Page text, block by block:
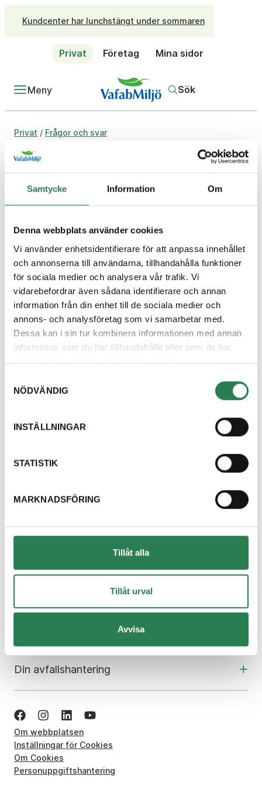
Samtycke Information Om
Denna webbplats använder cookies
Vi använder enhetsidentifierare för att anpassa innehållet
och annonserna till användarna, tillhandahålla funktioner
för sociala medier och analysera vår trafik. Vi
vidarebefordrar även sådana identifierare och annan
information från din enhet till de sociala medier och
annons- och analysföretag som vi samarbetar med.
Dessa kan i sin tur kombinera informationen med annan
information som du har tillhandahållit eller som de har
samlat in när du har använt deras tjänster.
NÖDVÄNDIG
INSTÄLLNINGAR
STATISTIK
MARKNADSFÖRING
Tillåt alla
Tillåt urval
Avvisa
Kundcenter har lunchstängt under sommaren
Privat Företag Mina sidor
Meny Sök
Privat / Frågor och svar
Kan jag lämna pant på
Återbruket?
Svar
mycket på en gång. Pantmaskinen finns på
återbruket Bäckby i Västerås samt på återbruket i
Enköping och Köping.
Du kan även lämna aluminiumburkar och flaskor, både
med och utan pant, i de blåa kärlen som finns
uppställda på samtliga återbruk. Dessa burkar och
flaskor skickas till Returpack.
Hittar du inte svar
på din fråga?
att hjälpa dig och svara på dina frågor.
Om oss
Din avfallshantering
Om webbplatsen
Inställningar för Cookies
Om Cookies
Personuppgiftshantering